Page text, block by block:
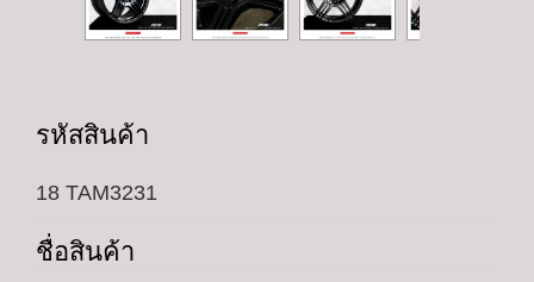
รหัสสินค้า
18 TAM3231
ชื่อสินค้า